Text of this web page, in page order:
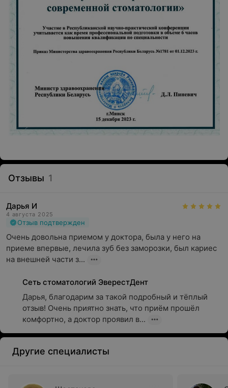
Отзывы 1
Дарья И
4 августа 2025
Отзыв подтвержден
Очень довольна приемом у доктора, была у него на
приеме впервые, лечила зуб без заморозки, был кариес
на внешней части з...
Сеть стоматологий ЭверестДент
Дарья, благодарим за такой подробный и тёплый
отзыв! Очень приятно знать, что приём прошёл
комфортно, а доктор проявил в...
Другие специалисты